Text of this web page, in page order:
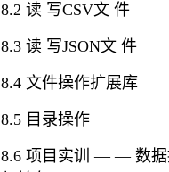
8.2 读 写CSV文 件
8.3 读 写JSON文 件
8.4 文件操作扩展库
8.5 目录操作
8.6 项目实训 — — 数据